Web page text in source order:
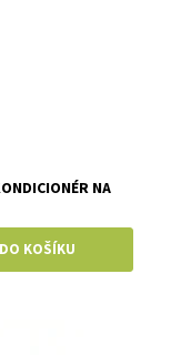
NA